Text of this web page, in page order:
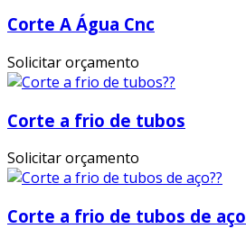
Corte A Água Cnc
Solicitar orçamento
Corte a frio de tubos
Solicitar orçamento
Corte a frio de tubos de aço